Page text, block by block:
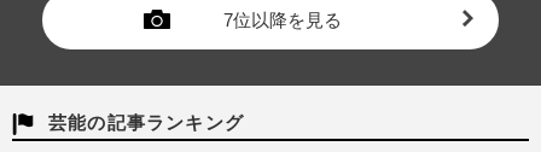
7位以降を見る
芸能の記事ランキング